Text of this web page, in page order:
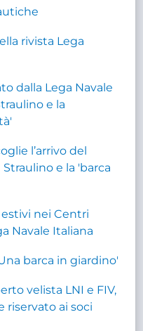
rivista Lega
dalla Lega Navale
e la
l’arrivo del
e la 'barca
nei Centri
Navale Italiana
barca in giardino'
velista LNI e FIV,
riservato ai soci